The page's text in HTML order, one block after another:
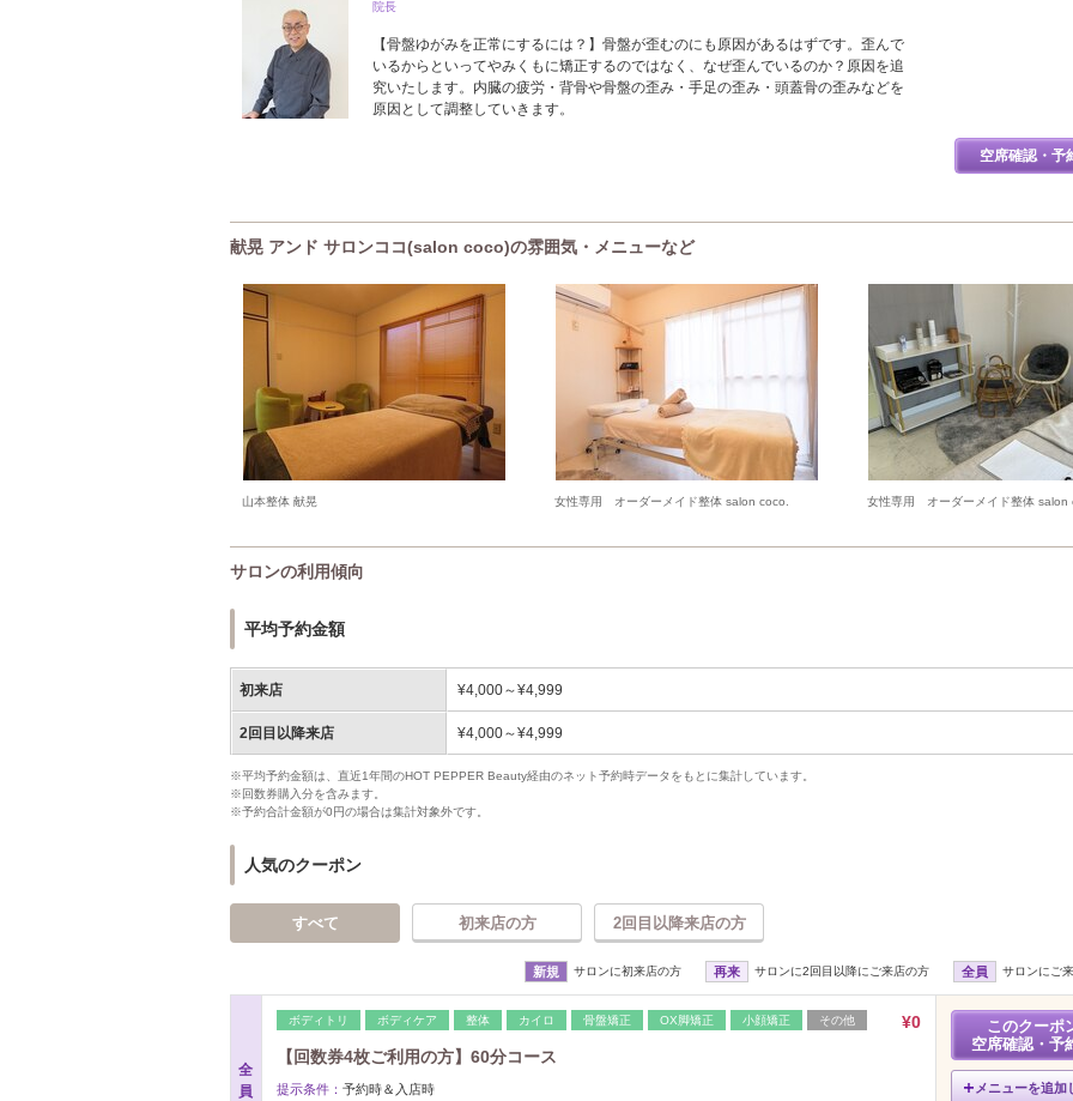
院長
【骨盤ゆがみを正常にするには？】骨盤が歪むのにも原因があるはずです。歪んで
いるからといってやみくもに矯正するのではなく、なぜ歪んでいるのか？原因を追
究いたします。内臓の疲労・背骨や骨盤の歪み・手足の歪み・頭蓋骨の歪みなどを
原因として調整していきます。
空席確認・予
献晃 アンド サロンココ(salon coco)の雰囲気・メニューなど
山本整体 献晃 女性専用 オーダーメイド整体 salon coco. 女性専用 オーダーメイド整体 salon
サロンの利用傾向
平均予約金額
初来店 ¥4,000～¥4,999
2回目以降来店 ¥4,000～¥4,999
※平均予約金額は、直近1年間のHOT PEPPER Beauty経由のネット予約時データをもとに集計しています。
※回数券購入分を含みます。
※予約合計金額が0円の場合は集計対象外です。
人気のクーポン
すべて 初来店の方 2回目以降来店の方
新規 サロンに初来店の方 再来 サロンに2回目以降にご来店の方 全員 サロンにご
全
員
ボディトリ ボディケア 整体 カイロ 骨盤矯正 OX脚矯正 小顔矯正 その他
¥0
【回数券4枚ご利用の方】60分コース
提示条件： 予約時＆入店時
このクーポ
空席確認・予
メニューを追加